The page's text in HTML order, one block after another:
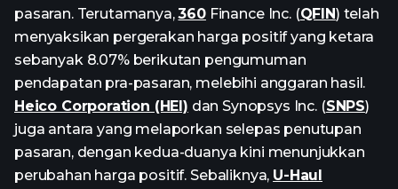
pasaran. Terutamanya,360Finance Inc. (QFIN) telah
menyaksikan pergerakan harga positif yang ketara
sebanyak 8.07% berikutan pengumuman
pendapatan pra-pasaran, melebihi anggaran hasil.
Heico Corporation (HEI) dan Synopsys Inc. (SNPS)
juga antara yang melaporkan selepas penutupan
pasaran, dengan kedua-duanya kini menunjukkan
perubahan harga positif. Sebaliknya, U-Haul